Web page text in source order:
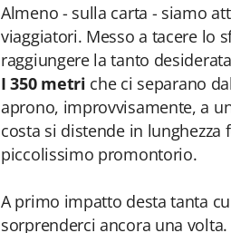
Almeno - sulla carta - siamo
viaggiatori. Messo a tacere lo
raggiungere la tanto
I 350 metri che ci separano
aprono, improvvisamente, a
costa si distende in
piccolissimo promontorio.
A primo impatto desta tanta
sorprenderci ancora una